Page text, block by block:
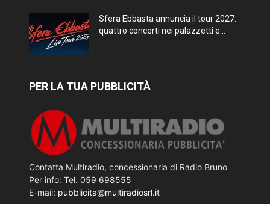
Sfera Ebbasta annuncia il tour 2027:
quattro concerti nei palazzetti e...
PER LA TUA PUBBLICITÀ
Contatta Multiradio, concessionaria di Radio Bruno
Per info: Tel. 059 698555
E-mail: pubblicita@multiradiosrl.it